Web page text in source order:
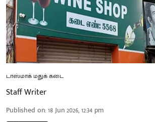
டாஸ்மாக் மதுக் கடை
Staff Writer
Published on:18 Jun 2026, 12:34 pm